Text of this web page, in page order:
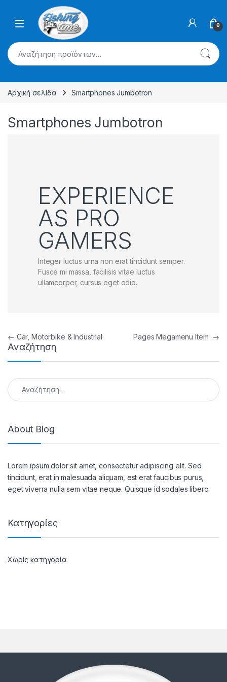
Skip to navigation
0
Αναζήτηση για:
Αρχική σελίδα Smartphones Jumbotron
Smartphones Jumbotron
EXPERIENCE
AS PRO
GAMERS
Integer luctus urna non erat tincidunt semper.
Fusce mi massa, facilisis vitae luctus
ullamcorper, cursus eget odio.
Πλοήγηση άρθρων
← Car, Motorbike & Industrial Pages Megamenu Item →
Αναζήτηση
Αναζήτηση για:
About Blog
Lorem ipsum dolor sit amet, consectetur adipiscing elit. Sed
tincidunt, erat in malesuada aliquam, est erat faucibus purus,
eget viverra nulla sem vitae neque. Quisque id sodales libero.
Κατηγορίες
Χωρίς κατηγορία